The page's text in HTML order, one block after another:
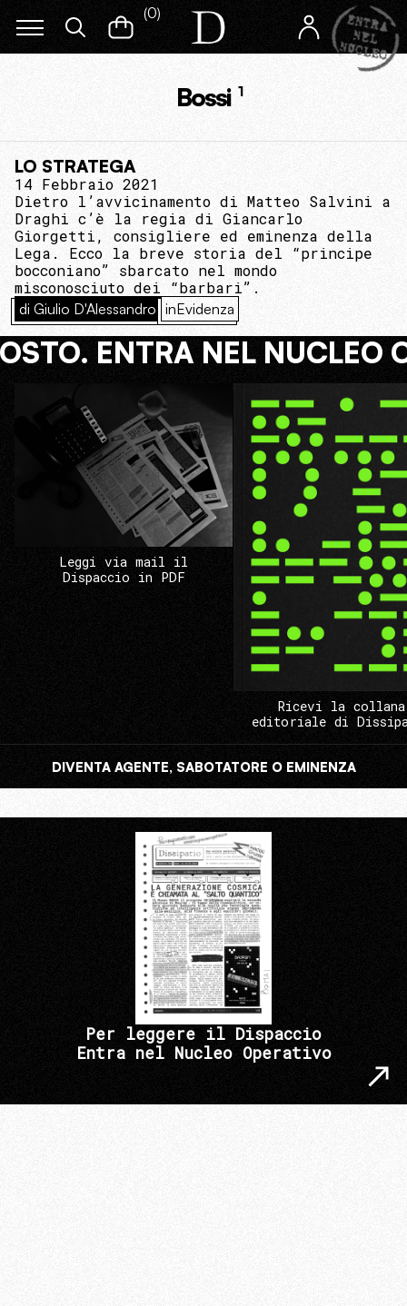
(0)
Bossi 1
LO STRATEGA
14 Febbraio 2021
Dietro l’avvicinamento di Matteo Salvini a
Draghi c’è la regia di Giancarlo
Giorgetti, consigliere ed eminenza della
Lega. Ecco la breve storia del “principe
bocconiano” sbarcato nel mondo
misconosciuto dei “barbari”.
di Giulio D'Alessandro inEvidenza
ENTRA NEL NUCLEO
Leggi via mail il
Dispaccio in PDF
Ricevi la collana
editoriale di
DIVENTA AGENTE, SABOTATORE O EMINENZA
Per leggere il Dispaccio
Entra nel Nucleo Operativo